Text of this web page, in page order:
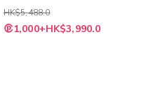
HK$5,488.0
特
殊 1,000+HK$3,990.0